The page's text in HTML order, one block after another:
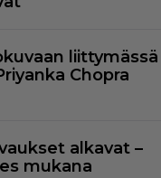
liittymässä
Chopra
alkavat –
mukana